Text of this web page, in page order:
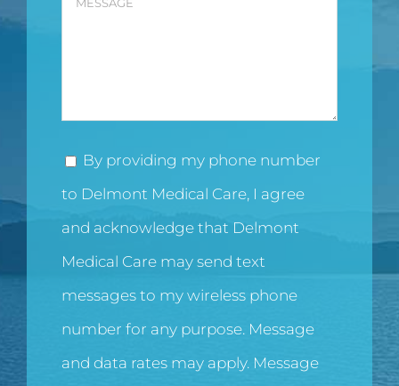
By providing my phone number
to Delmont Medical Care, I agree
and acknowledge that Delmont
Medical Care may send text
messages to my wireless phone
number for any purpose. Message
and data rates may apply. Message